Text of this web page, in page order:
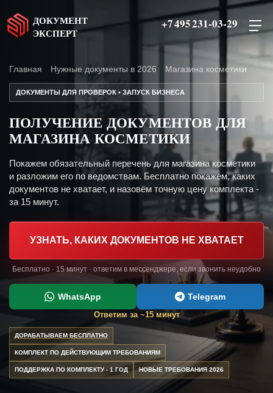
ДОКУМЕНТ
ЭКСПЕРТ
+7 495 231-03-29
Главная Нужные документы в 2026 Магазина косметики
ДОКУМЕНТЫ ДЛЯ ПРОВЕРОК • ЗАПУСК БИЗНЕСА
ПОЛУЧЕНИЕ ДОКУМЕНТОВ ДЛЯ
МАГАЗИНА КОСМЕТИКИ
Покажем обязательный перечень для магазина косметики
и разложим его по ведомствам. Бесплатно покажем, каких
документов не хватает, и назовём точную цену комплекта -
за 15 минут.
УЗНАТЬ, КАКИХ ДОКУМЕНТОВ НЕ ХВАТАЕТ
Бесплатно · 15 минут · ответим в мессенджере, если звонить неудобно
WhatsApp Telegram
Ответим за ~15 минут
ДОРАБАТЫВАЕМ БЕСПЛАТНО
КОМПЛЕКТ ПО ДЕЙСТВУЮЩИМ ТРЕБОВАНИЯМ
ПОДДЕРЖКА ПО КОМПЛЕКТУ - 1 ГОД НОВЫЕ ТРЕБОВАНИЯ 2026